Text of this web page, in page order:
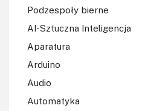
Podzespoły bierne
AI-Sztuczna Inteligencja
Aparatura
Arduino
Audio
Automatyka